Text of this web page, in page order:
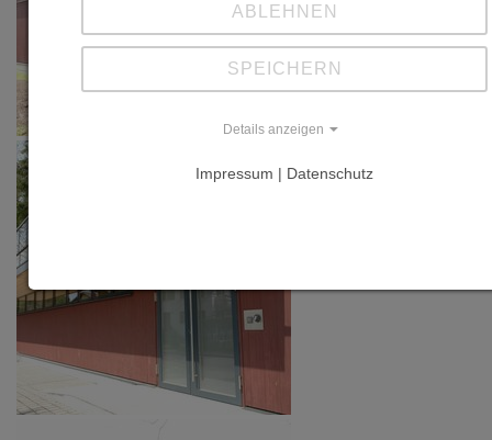
ABLEHNEN
SPEICHERN
Details anzeigen
Impressum | Datenschutz